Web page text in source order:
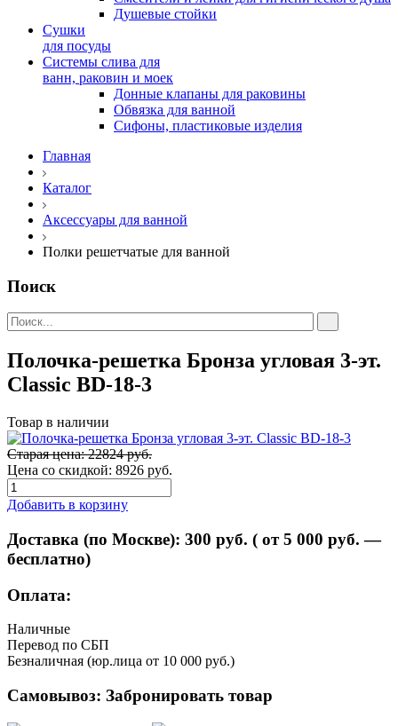
Душевые стойки
Сушки
для посуды
Системы слива для
ванн, раковин и моек
Донные клапаны для раковины
Обвязка для ванной
Сифоны, пластиковые изделия
Главная
Каталог
Аксессуары для ванной
Полки решетчатые для ванной
Поиск
Полочка-решетка Бронза угловая 3-эт.
Сlassic ВD-18-3
Товар в наличии
Старая цена: 22824 руб.
Цена со скидкой: 8926 руб.
Добавить в корзину
Доставка (по Москве): 300 руб. ( от 5 000 руб. —
бесплатно)
Оплата:
Наличные
Перевод по СБП
Безналичная (юр.лица от 10 000 руб.)
Самовывоз: Забронировать товар